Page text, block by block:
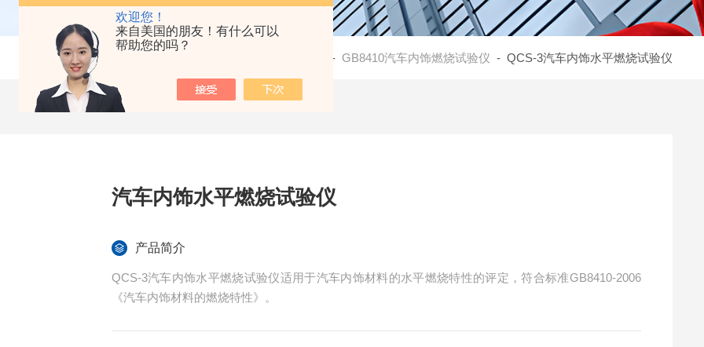
欢迎您！
来自美国的朋友！有什么可以
帮助您的吗？
当前位置： - GB8410汽车内饰燃烧试验仪 - QCS-3汽车内饰水平燃烧试验仪
汽车内饰水平燃烧试验仪
产品简介
QCS-3汽车内饰水平燃烧试验仪适用于汽车内饰材料的水平燃烧特性的评定，符合标准GB8410-2006
《汽车内饰材料的燃烧特性》。